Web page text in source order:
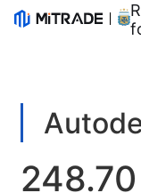
Forex
Matières premières
Cryptomonnaies
Trader
Plateforme de trading
Gestion des risques
Outils de marché
Calendrier
Apprentissage
248.70